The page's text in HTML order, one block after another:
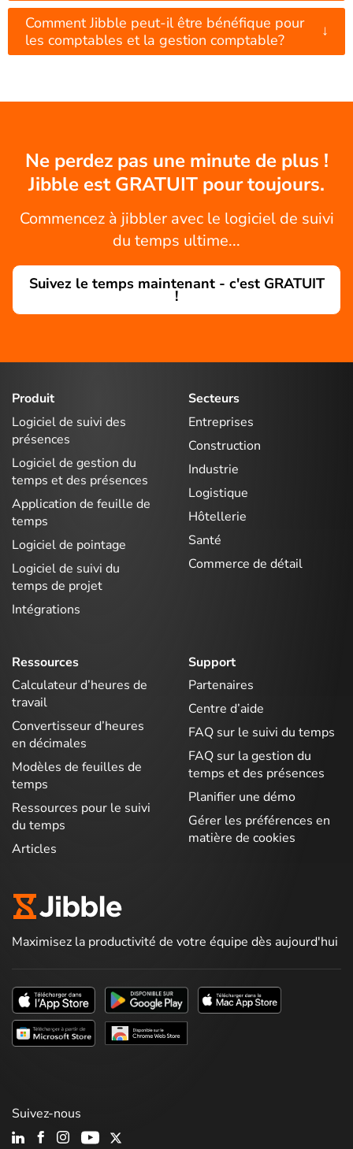
Comment Jibble peut-il être bénéfique pour
les comptables et la gestion comptable?
↓
Ne perdez pas une minute de plus !
Jibble est GRATUIT pour toujours.
Commencez à jibbler avec le logiciel de suivi
du temps ultime...
Suivez le temps maintenant - c'est GRATUIT
!
Produit
Logiciel de suivi des
présences
Logiciel de gestion du
temps et des présences
Application de feuille de
temps
Logiciel de pointage
Logiciel de suivi du
temps de projet
Intégrations
Secteurs
Entreprises
Construction
Industrie
Logistique
Hôtellerie
Santé
Commerce de détail
Ressources
Calculateur d’heures de
travail
Convertisseur d’heures
en décimales
Modèles de feuilles de
temps
Ressources pour le suivi
du temps
Articles
Support
Partenaires
Centre d’aide
FAQ sur le suivi du temps
FAQ sur la gestion du
temps et des présences
Planifier une démo
Gérer les préférences en
matière de cookies
Maximisez la productivité de votre équipe dès aujourd'hui
Suivez-nous